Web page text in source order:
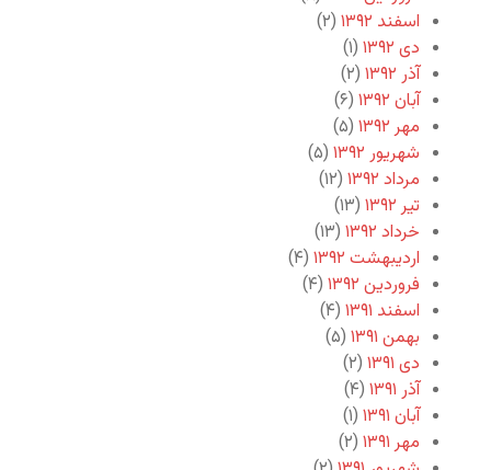
اسفند ۱۳۹۲
(۲)
دی ۱۳۹۲
(۱)
آذر ۱۳۹۲
(۲)
آبان ۱۳۹۲
(۶)
مهر ۱۳۹۲
(۵)
شهریور ۱۳۹۲
(۵)
مرداد ۱۳۹۲
(۱۲)
تیر ۱۳۹۲
(۱۳)
خرداد ۱۳۹۲
(۱۳)
اردیبهشت ۱۳۹۲
(۴)
فروردین ۱۳۹۲
(۴)
اسفند ۱۳۹۱
(۴)
بهمن ۱۳۹۱
(۵)
دی ۱۳۹۱
(۲)
آذر ۱۳۹۱
(۴)
آبان ۱۳۹۱
(۱)
مهر ۱۳۹۱
(۲)